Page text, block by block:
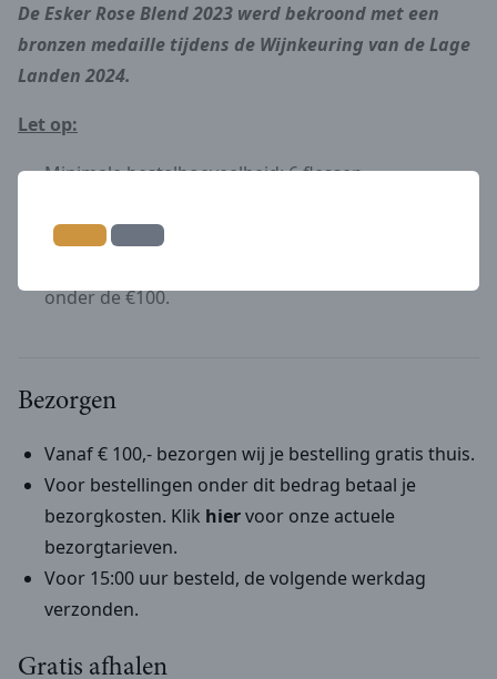
De Esker Rose Blend 2023 werd bekroond met een
bronzen medaille tijdens de Wijnkeuring van de Lage
Landen 2024.
Let op:
Minimale bestelhoeveelheid: 6 flessen
mag)
onder de €100.
Bezorgen
Vanaf € 100,- bezorgen wij je bestelling gratis thuis.
Voor bestellingen onder dit bedrag betaal je
bezorgkosten. Klik hiervoor onze actuele
bezorgtarieven.
Voor 15:00 uur besteld, de volgende werkdag
verzonden.
Gratis afhalen